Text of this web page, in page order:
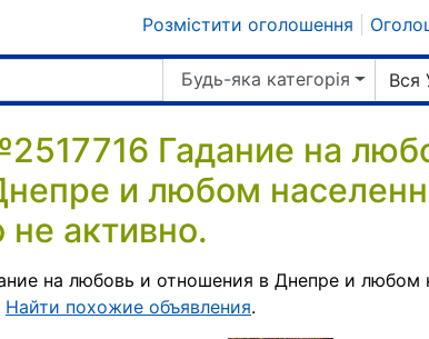
Розмістити оголошення
Будь-яка категорія Вся
Гадание на
и любом
активно.
на любовь и отношения в Днепре и любом
Найти похожие объявления.